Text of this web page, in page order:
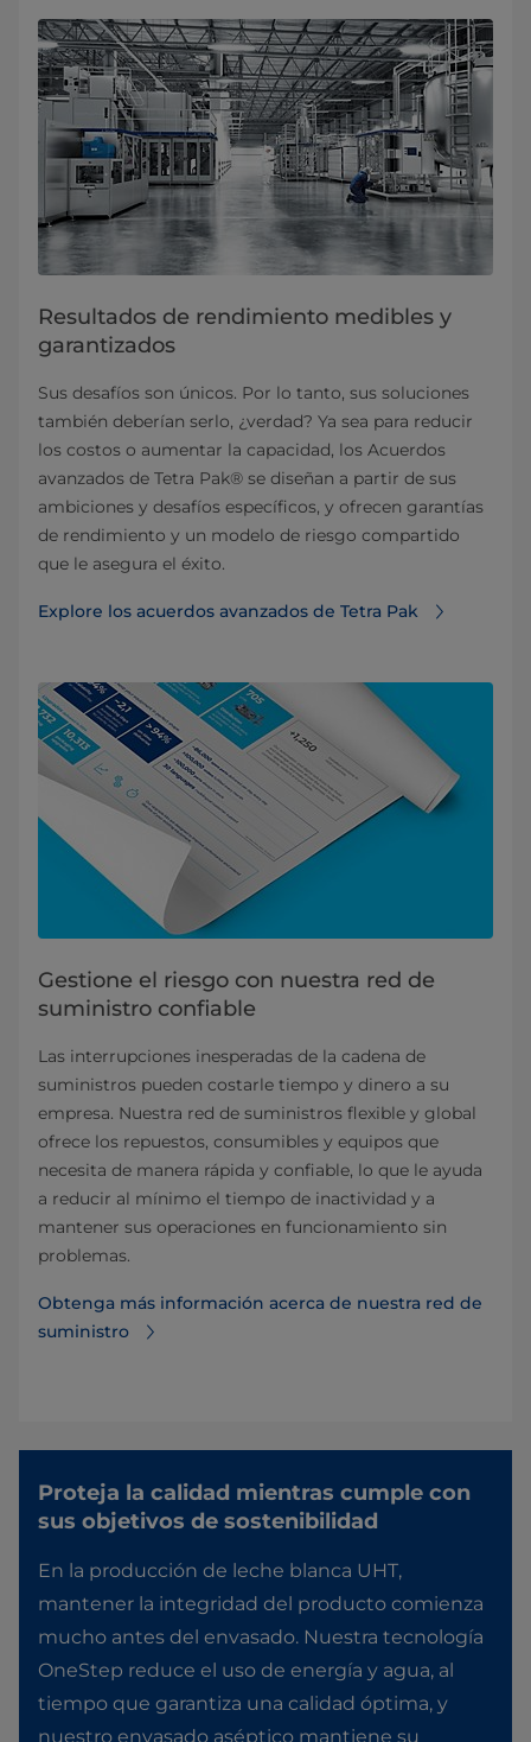
Resultados de rendimiento medibles y
garantizados
Sus desafíos son únicos. Por lo tanto, sus soluciones
también deberían serlo, ¿verdad? Ya sea para reducir
los costos o aumentar la capacidad, los Acuerdos
avanzados de Tetra Pak® se diseñan a partir de sus
ambiciones y desafíos específicos, y ofrecen garantías
de rendimiento y un modelo de riesgo compartido
que le asegura el éxito.
Explore los acuerdos avanzados de Tetra Pak
Gestione el riesgo con nuestra red de
suministro confiable
Las interrupciones inesperadas de la cadena de
suministros pueden costarle tiempo y dinero a su
empresa. Nuestra red de suministros flexible y global
ofrece los repuestos, consumibles y equipos que
necesita de manera rápida y confiable, lo que le ayuda
a reducir al mínimo el tiempo de inactividad y a
mantener sus operaciones en funcionamiento sin
problemas.
Obtenga más información acerca de nuestra red de
suministro
Proteja la calidad mientras cumple con
sus objetivos de sostenibilidad
En la producción de leche blanca UHT,
mantener la integridad del producto comienza
mucho antes del envasado. Nuestra tecnología
OneStep reduce el uso de energía y agua, al
tiempo que garantiza una calidad óptima, y
nuestro envasado aséptico mantiene su